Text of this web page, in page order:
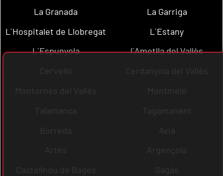
La Granada
La Garriga
L´Hospitalet de Llobregat
L´Estany
L´Espunyola
l´Ametlla del Vallès
Cervelló
Cerdanyola del Vallès
Montornès del Vallès
Montmeló
Talamanca
Tagamanent
Borredà
Avià
Artés
Argençola
Castellnou de Bages
Sagàs